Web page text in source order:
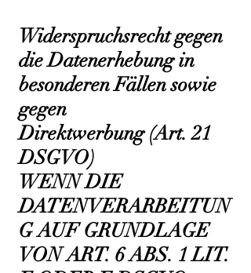
Widerspruchsrecht gegen
die Datenerhebung in
besonderen Fällen sowie
gegen
Direktwerbung (Art. 21
DSGVO)
WENN DIE
DATENVERARBEITUN
G AUF GRUNDLAGE
VON ART. 6 ABS. 1 LIT.